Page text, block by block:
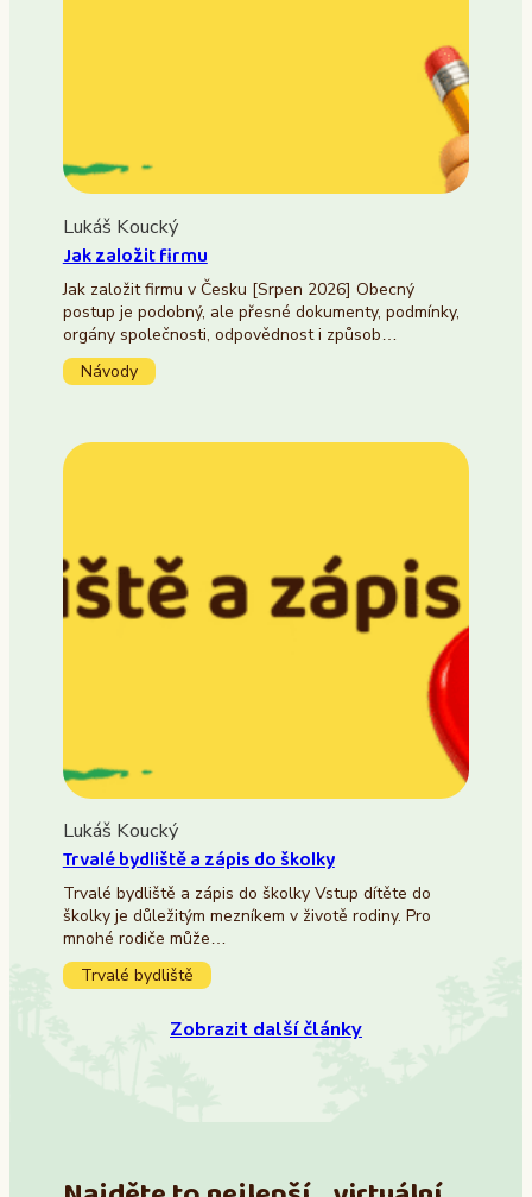
Lukáš Koucký
Jak založit firmu
Jak založit firmu v Česku [Srpen 2026] Obecný
postup je podobný, ale přesné dokumenty, podmínky,
orgány společnosti, odpovědnost i způsob…
Návody
Lukáš Koucký
Trvalé bydliště a zápis do školky
Trvalé bydliště a zápis do školky Vstup dítěte do
školky je důležitým mezníkem v životě rodiny. Pro
mnohé rodiče může…
Trvalé bydliště
Zobrazit další články